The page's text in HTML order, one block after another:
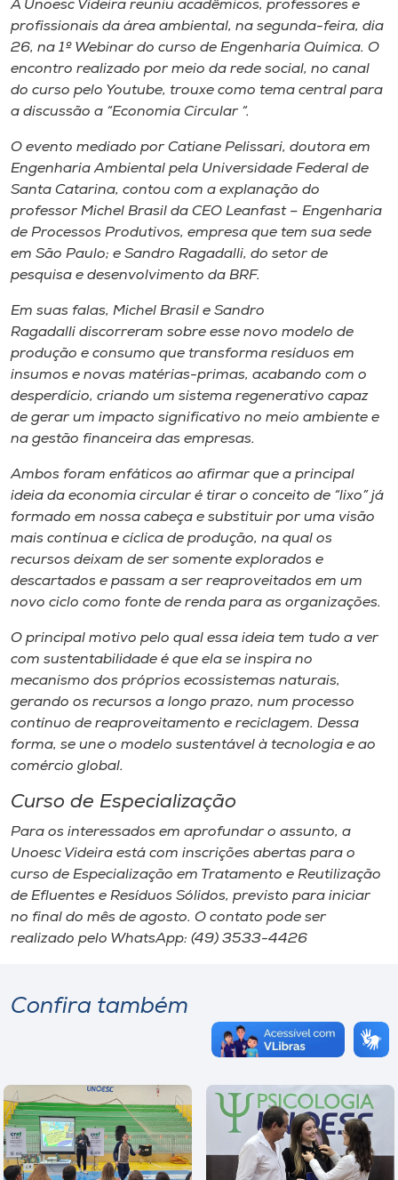
Unoesc
Store
Selecione
o idioma
A Unoesc Videira reuniu acadêmicos, professores e
profissionais da área ambiental, na segunda-feira, dia
26, na 1º Webinar do curso de Engenharia Química. O
encontro realizado por meio da rede social, no canal
do curso pelo Youtube, trouxe como tema central para
a discussão a “Economia Circular “.
O evento mediado por Catiane Pelissari, doutora em
Engenharia Ambiental pela Universidade Federal de
Santa Catarina, contou com a explanação do
professor Michel Brasil da CEO Leanfast – Engenharia
de Processos Produtivos, empresa que tem sua sede
em São Paulo; e Sandro Ragadalli, do setor de
pesquisa e desenvolvimento da BRF.
Em suas falas, Michel Brasil e Sandro
Ragadalli discorreram sobre esse novo modelo de
produção e consumo que transforma resíduos em
insumos e novas matérias-primas, acabando com o
desperdício, criando um sistema regenerativo capaz
de gerar um impacto significativo no meio ambiente e
na gestão financeira das empresas.
Ambos foram enfáticos ao afirmar que a principal
ideia da economia circular é tirar o conceito de “lixo” já
formado em nossa cabeça e substituir por uma visão
mais contínua e cíclica de produção, na qual os
recursos deixam de ser somente explorados e
descartados e passam a ser reaproveitados em um
novo ciclo como fonte de renda para as organizações.
O principal motivo pelo qual essa ideia tem tudo a ver
com sustentabilidade é que ela se inspira no
mecanismo dos próprios ecossistemas naturais,
gerando os recursos a longo prazo, num processo
contínuo de reaproveitamento e reciclagem. Dessa
forma, se une o modelo sustentável à tecnologia e ao
comércio global.
Curso de Especialização
Para os interessados em aprofundar o assunto, a
Unoesc Videira está com inscrições abertas para o
curso de Especialização em Tratamento e Reutilização
de Efluentes e Resíduos Sólidos, previsto para iniciar
no final do mês de agosto. O contato pode ser
realizado pelo WhatsApp: (49) 3533-4426
Confira também